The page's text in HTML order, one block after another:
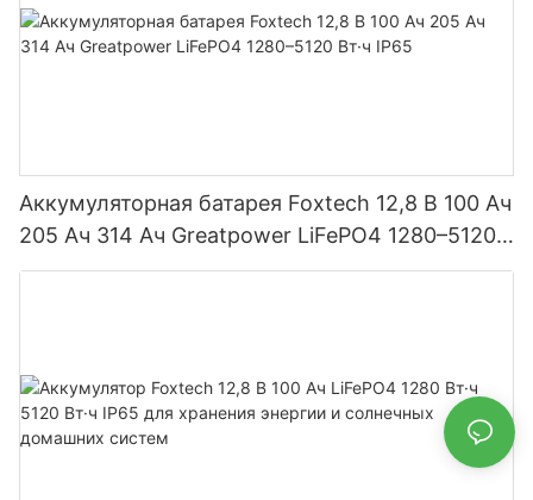
Аккумуляторная батарея Foxtech 12,8 В 100 Ач
205 Ач 314 Ач Greatpower LiFePO4 1280–5120
Вт·ч IP65